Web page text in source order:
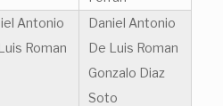
Antonio
Roman
Daniel Antonio
De Luis Roman
Gonzalo Diaz
Soto